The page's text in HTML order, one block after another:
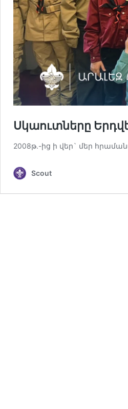
Սկաուտները
2008թ.-ից ի վեր` մեր
Scout